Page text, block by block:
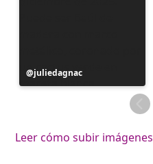
Publicación
realizada
juliedagnac
Leer cómo subir imágenes